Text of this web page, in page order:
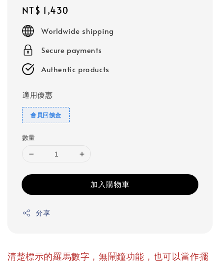
Regular
price
NT$ 1,430
Worldwide shipping
Secure payments
Authentic products
適用優惠
會員回饋金
數量
加入購物車
分享
清楚標示的羅馬數字，無鬧鐘功能，也可以當作擺